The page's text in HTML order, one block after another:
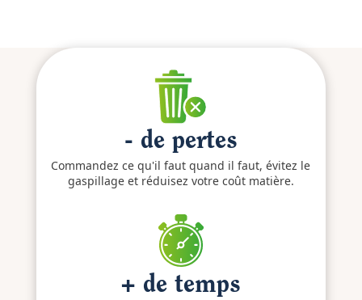
- de pertes
Commandez ce qu'il faut quand il faut, évitez le
gaspillage et réduisez votre coût matière.
+ de temps